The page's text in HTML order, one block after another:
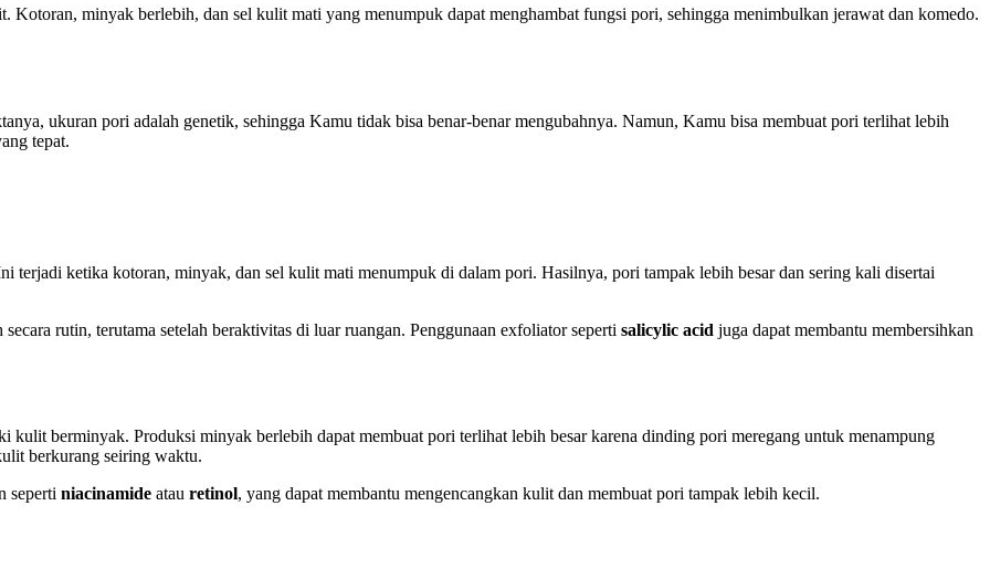
Kotoran, minyak berlebih, dan sel kulit mati yang menumpuk dapat menghambat fungsi pori, sehingga menimbulkan jerawat dan komedo.
ukuran pori adalah genetik, sehingga Kamu tidak bisa benar-benar mengubahnya. Namun, Kamu bisa membuat pori terlihat lebih
tepat.
terjadi ketika kotoran, minyak, dan sel kulit mati menumpuk di dalam pori. Hasilnya, pori tampak lebih besar dan sering kali disertai
rutin, terutama setelah beraktivitas di luar ruangan. Penggunaan exfoliator seperti salicylic acid juga dapat membantu membersihkan
kulit berminyak. Produksi minyak berlebih dapat membuat pori terlihat lebih besar karena dinding pori meregang untuk menampung
berkurang seiring waktu.
seperti niacinamide atau retinol, yang dapat membantu mengencangkan kulit dan membuat pori tampak lebih kecil.